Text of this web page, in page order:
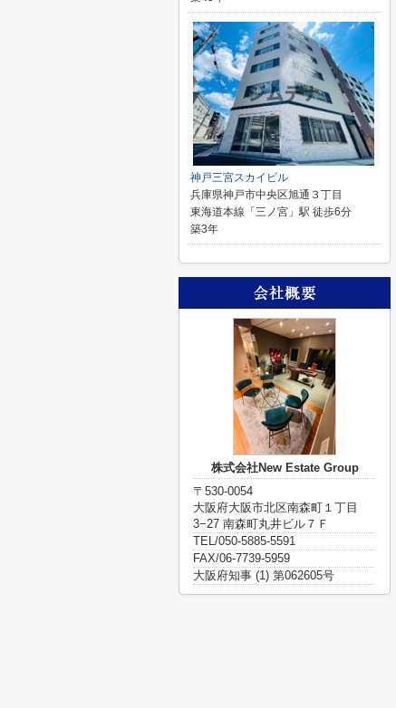
神戸三宮スカイビル
兵庫県神戸市中央区旭通３丁目
東海道本線「三ノ宮」駅 徒歩6分
築3年
株式会社New Estate Group
〒530-0054
大阪府大阪市北区南森町１丁目
3−27 南森町丸井ビル７Ｆ
TEL/050-5885-5591
FAX/06-7739-5959
大阪府知事 (1) 第062605号